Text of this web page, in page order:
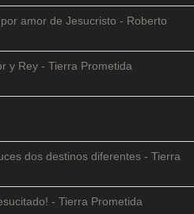
amor de Jesucristo - Roberto
y Rey - Tierra Prometida
dos destinos diferentes - Tierra
- Tierra Prometida